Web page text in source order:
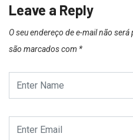
Leave a Reply
O seu endereço de e-mail não será
são marcados com *